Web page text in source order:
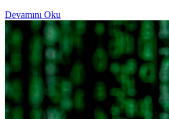
Devamını Oku